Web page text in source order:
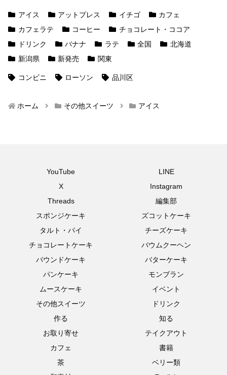
アイス アットプレス イチゴ
カフェ
カフェラテ
コーヒー
チョコレート・ココア
ドリンク
バナナ ラテ 全国
北海道
新潟県
新発売 関東
コンビニ ローソン 品川区
ホーム その他スイーツ アイス
YouTube
LINE
X
Instagram
Threads
編集部
スポンジケーキ
ズコットケーキ
タルト・パイ
チーズケーキ
チョコレートケーキ
バウムクーヘン
パウンドケーキ
バターケーキ
パンケーキ
モンブラン
ムースケーキ
イベント
その他スイーツ
ドリンク
作る
知る
お取り寄せ
テイクアウト
カフェ
書籍
茶
ベリー類